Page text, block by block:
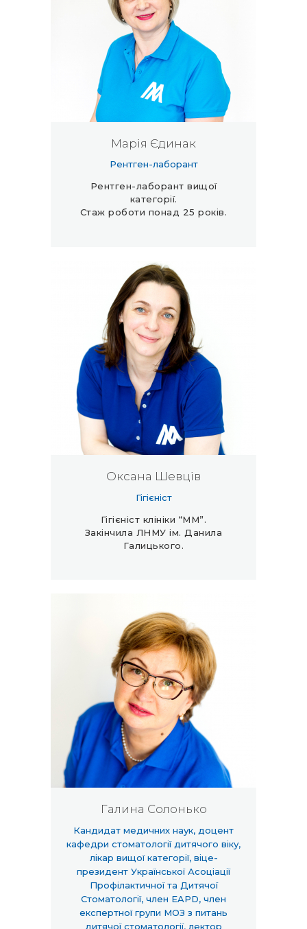
Марія Єдинак
Рентген-лаборант
Рентген-лаборант вищої
категорії.
Стаж роботи понад 25 років.
Оксана Шевців
Гігієніст
Гігієніст клініки “ММ”.
Закінчила ЛНМУ ім. Данила
Галицького.
Галина Солонько
Кандидат медичних наук, доцент
кафедри стоматології дитячого віку,
лікар вищої категорії, віце-
президент Української Асоціації
Профілактичної та Дитячої
Стоматології, член EAPD, член
експертної групи МОЗ з питань
дитячої стоматології, лектор